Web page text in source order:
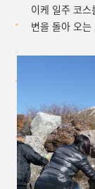
이케 일주 코스
변을 돌아 오는